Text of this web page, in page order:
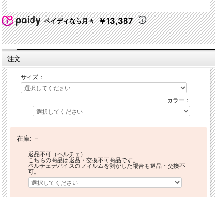
ペイディなら月々 ￥13,387
注文
サイズ：
カラー：
在庫: －
返品不可（ペルチェ）:
こちらの商品は返品・交換不可商品です。
ペルチェデバイスのフィルムを剥がした場合も返品・交換不
可。